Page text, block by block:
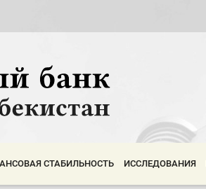
СТАБИЛЬНОСТЬ ИССЛЕДОВАНИЯ